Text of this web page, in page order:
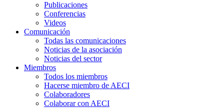
Publicaciones
Conferencias
Videos
Comunicación
Todas las comunicaciones
Noticias de la asociación
Noticias del sector
Miembros
Todos los miembros
Hacerse miembro de AECI
Colaboradores
Colaborar con AECI